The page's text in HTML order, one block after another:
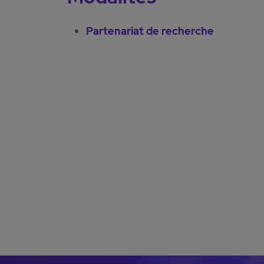
Partenariat de recherche